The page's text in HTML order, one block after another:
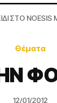
ΣΤΟ
Θέματα
12/01/2012